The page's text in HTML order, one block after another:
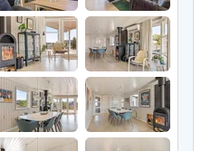
Ferienhäuser in Nymindegab
Ferienhäuser Römö
Ferienhäuser am Ringköbing Fjord
Ferienhäuser Sondervig
Ferienhäuser Skodbjerge
Ferienhäuser in Thorsminde